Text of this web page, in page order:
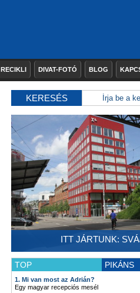
RECIKLI DIVAT-FOTÓ BLOG
KERESÉS
ITT JÁRTUNK:
TOP PIKÁNS
1. Mi van most az Adrián?
Egy magyar recepciós mesél